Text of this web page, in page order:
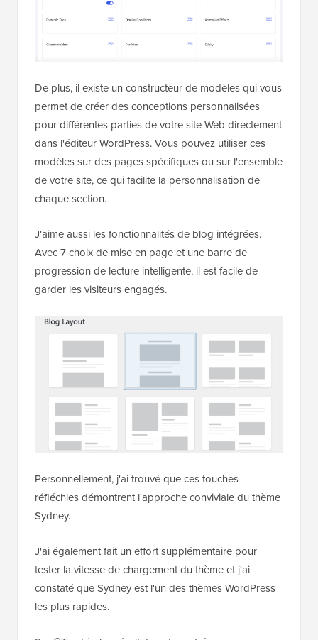
De plus, il existe un constructeur de modèles qui vous
permet de créer des conceptions personnalisées
pour différentes parties de votre site Web directement
dans l'éditeur WordPress. Vous pouvez utiliser ces
modèles sur des pages spécifiques ou sur l'ensemble
de votre site, ce qui facilite la personnalisation de
chaque section.
J'aime aussi les fonctionnalités de blog intégrées.
Avec 7 choix de mise en page et une barre de
progression de lecture intelligente, il est facile de
garder les visiteurs engagés.
Personnellement, j'ai trouvé que ces touches
réfléchies démontrent l'approche conviviale du thème
Sydney.
J'ai également fait un effort supplémentaire pour
tester la vitesse de chargement du thème et j'ai
constaté que Sydney est l'un des thèmes WordPress
les plus rapides.